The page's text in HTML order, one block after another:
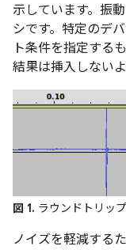
示しています。振
シです。特定のデ
ト条件を指定する
結果は挿入しない
図 1. ラウンドトリッ
ノイズを軽減する